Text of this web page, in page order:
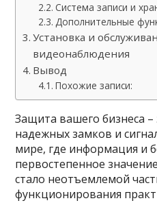
Система записи и
Дополнительные
Установка и
видеонаблюдения
Вывод
Похожие записи:
Защита вашего бизнеса –
надежных замков и
мире, где информация и
первостепенное
стало неотъемлемой
функционирования